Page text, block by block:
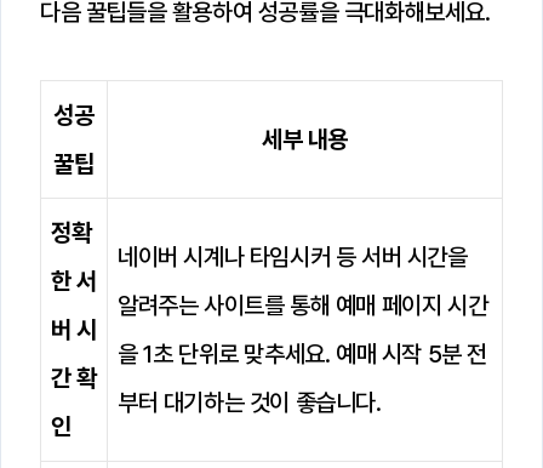
다음 꿀팁들을 활용하여 성공률을 극대화해보세요.
성공
꿀팁
세부 내용
정확
한 서
버 시
간 확
인
네이버 시계나 타임시커 등 서버 시간을
알려주는 사이트를 통해 예매 페이지 시간
을 1초 단위로 맞추세요. 예매 시작 5분 전
부터 대기하는 것이 좋습니다.